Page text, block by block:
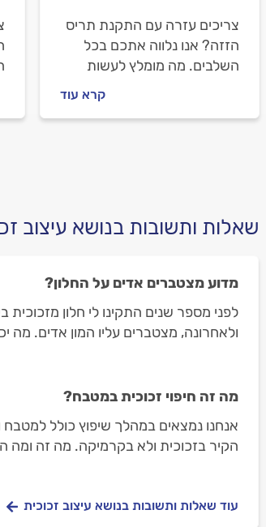
צריכים עזרה עם התקנת תריס
הזזה? אנו נלווה אתכם בכל
השלבים. מה מומלץ לעשות
מה חשוב לבדוק מולו וכמה עולה
להתקין תריס הזזה? ריכזנו
קרא עוד
שאלות ותשובות בנושא עיצוב
מדוע מצטברים אדים על החלון?
לפני מספר שנים התקינו לי חלון מזכוכית
ולאחרונה, מצטברים עליו המון אדים. מה
מה זה חיפוי זכוכית במטבח?
אנחנו נמצאים במהלך שיפוץ כולל
הקיר בזכוכית ולא בקרמיקה. מה זה ומה
עוד שאלות ותשובות בנושא עיצוב זכוכית